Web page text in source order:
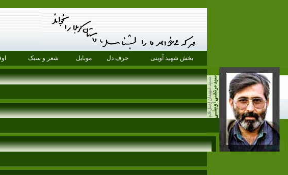
بخش شهید آوینی حرف دل موبایل شعر و سبک